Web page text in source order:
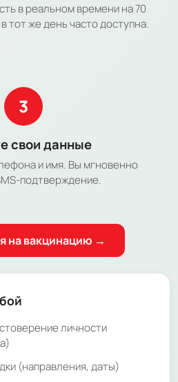
в реальном времени на 70
тот же день часто доступна.
3
свои данные
и имя. Вы мгновенно
подтверждение.
на вакцинацию →
личности
(направления, даты)